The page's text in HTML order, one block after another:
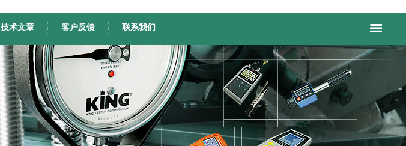
技术文章 客户反馈 联系我们